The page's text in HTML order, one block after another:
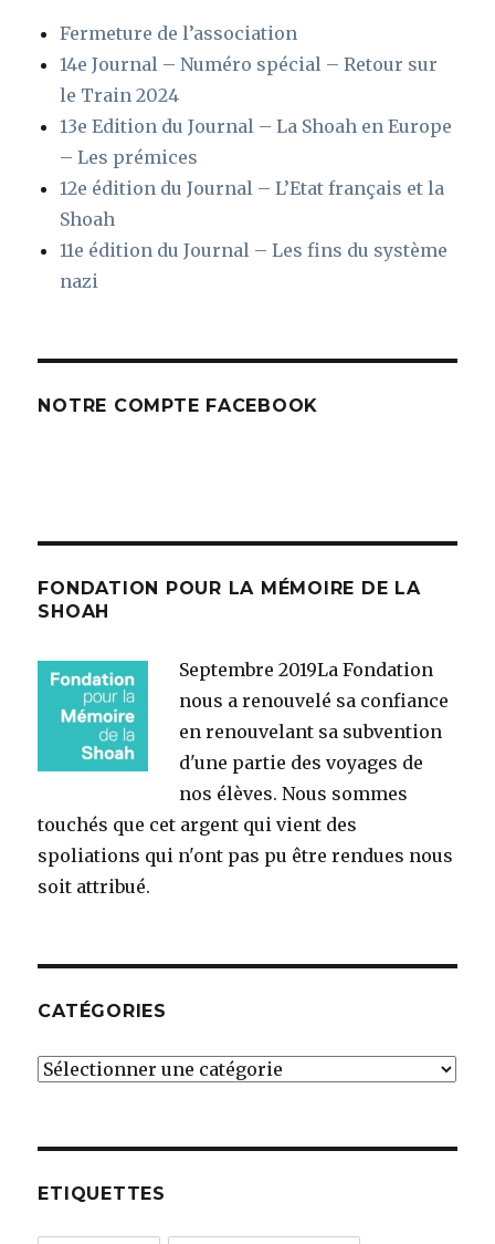
Fermeture de l’association
14e Journal – Numéro spécial – Retour sur
le Train 2024
13e Edition du Journal – La Shoah en Europe
– Les prémices
12e édition du Journal – L’Etat français et la
Shoah
11e édition du Journal – Les fins du système
nazi
NOTRE COMPTE FACEBOOK
FONDATION POUR LA MÉMOIRE DE LA
SHOAH
Septembre 2019La Fondation
nous a renouvelé sa confiance
en renouvelant sa subvention
d'une partie des voyages de
nos élèves. Nous sommes
touchés que cet argent qui vient des
spoliations qui n'ont pas pu être rendues nous
soit attribué.
CATÉGORIES
Catégories
ETIQUETTES